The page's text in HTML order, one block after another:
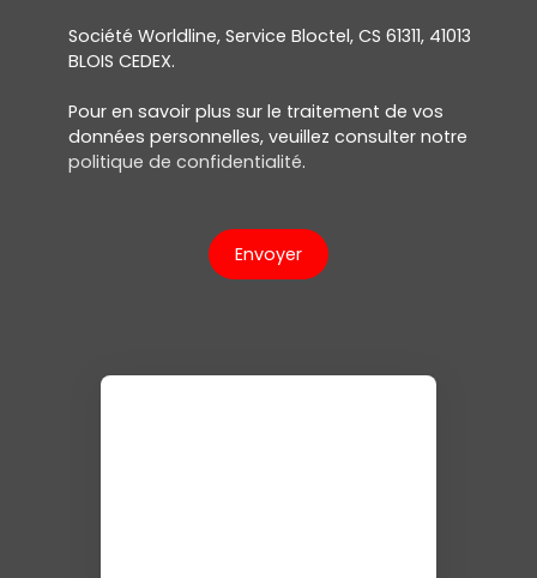
Société Worldline, Service Bloctel, CS 61311, 41013
BLOIS CEDEX.
Pour en savoir plus sur le traitement de vos
données personnelles, veuillez consulter notre
politique de confidentialité.
Envoyer